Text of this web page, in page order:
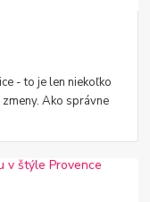
- to je len niekoľko
Ako správne